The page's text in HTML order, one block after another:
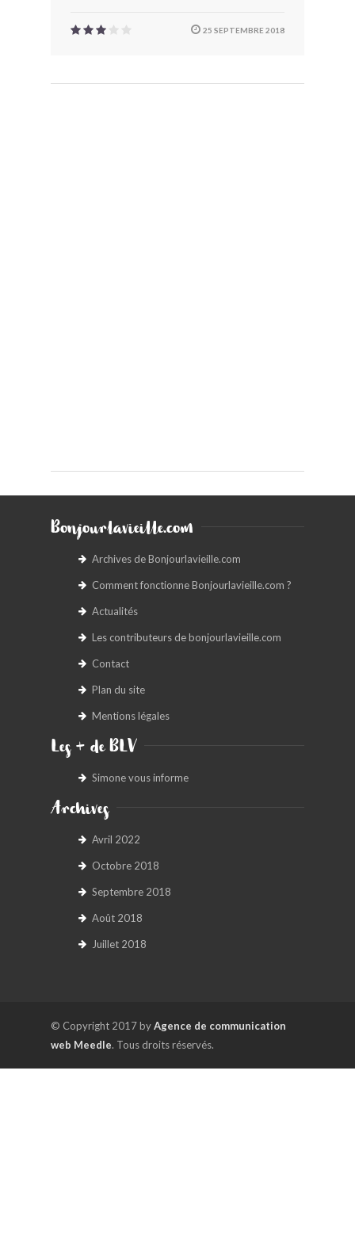
25 SEPTEMBRE 2018
Bonjourlavieille.com
Archives de Bonjourlavieille.com
Comment fonctionne Bonjourlavieille.com ?
Actualités
Les contributeurs de bonjourlavieille.com
Contact
Plan du site
Mentions légales
Les + de BLV
Simone vous informe
Archives
Avril 2022
Octobre 2018
Septembre 2018
Août 2018
Juillet 2018
© Copyright 2017 byAgence de communication
web Meedle. Tous droits réservés.